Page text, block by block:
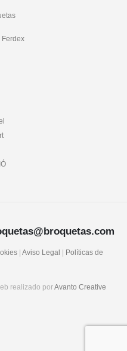
Ferdex
Aviso Legal
Políticas de
realizado porAvanto Creative